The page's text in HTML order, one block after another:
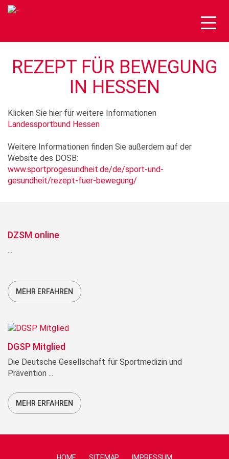
REZEPT FÜR BEWEGUNG
IN HESSEN
Klicken Sie hier für weitere Informationen
Landessportbund Hessen
Weitere Informationen finden Sie außerdem auf der
Website des DOSB:
www.sportprogesundheit.de/de/sport-und-
gesundheit/rezept-fuer-bewegung/
DZSM online
...
MEHR ERFAHREN
DGSP Mitglied
Die Deutsche Gesellschaft für Sportmedizin und
Prävention ...
MEHR ERFAHREN